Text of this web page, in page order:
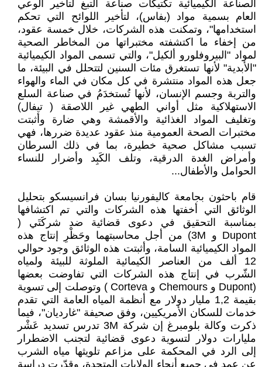
الصناعة الكيميائية تكتيكات صناعة التبغ لتأخير الوعي
العام بسمية مواد (بفاس)، لتأخير اللوائح التي تحكم
استخدامها"، وتمكنت هذه الشركات، خلال خمسة عقود،
من إخفاء ما اكتشفته مختبراتها من المخاطر الصحية
لمواد "البيروفلورو ألكيل"، والتي تسمى المواد الكيميائية
"الأبدية" لأنها تستغرق مئات السنين لتتحلل في البيئة، ما
جعل هذه المواد منتشرة في كل مكان في الماء والهواء
والتربة وجسم الإنسان، لأنها تُستخدَمُ في صناعة السلع
الاستهلاكية مثل أواني الطهي غير اللاصقة ( تيفال)
وتغليف المواد الغذائية والأقمشة وهي ضارة وأثبتت
مختبرات الصحة العمومية منذ عقود عديدة ضررها، فهي
تسبب مشاكل صحية خطيرة، بما في ذلك السرطان
وأمراض الغدة الدرقية، وتلف الكَبِد وأضرار للنساء
الحوامل والأطفال...
قام باحثون بجامعة كاليفورنيا بسان فرانسيسكو بتحليل
الوثائق التي أخفتها هذه الشركات والتي تم اكتشافها
بمناسبة التحقيق في دعوى قضائية ضد شركَتَي (
Dupont و 3M) من أجل محاسبتهما وحَظْرِ إنتاج هذه
المواد الكيميائية السامة، وأثبتت هذه الوثائق وجود حوالي
12 ألف من العناصر الكيمائية الملوثة للبيئة ولمياه
الشّرب في إنتاج هذه الشركات التي تفاوضت بعضها
(Dupont و Chemours و Corteva ) وتوصلت إلى تسوية
بقيمة 1,2 مليار دولار مع أنظمة المياه العامة التي تقدم
خدمات للسكان الأمريكيين، وفق صحيفة "غارديان"، فيما
ذكرت وكالة بلومبرغ إن شركة 3M تدرس تسديد عَشْر
مليارات دولار لتسوية دعوى قضائية لتجنب الاضطرار
إلى الرد في المحكمة على مزاعم تلويثها مياه الشرب
عن عمد في جميع أنحاء الولايات المتحدة، وقدّرت دراسة